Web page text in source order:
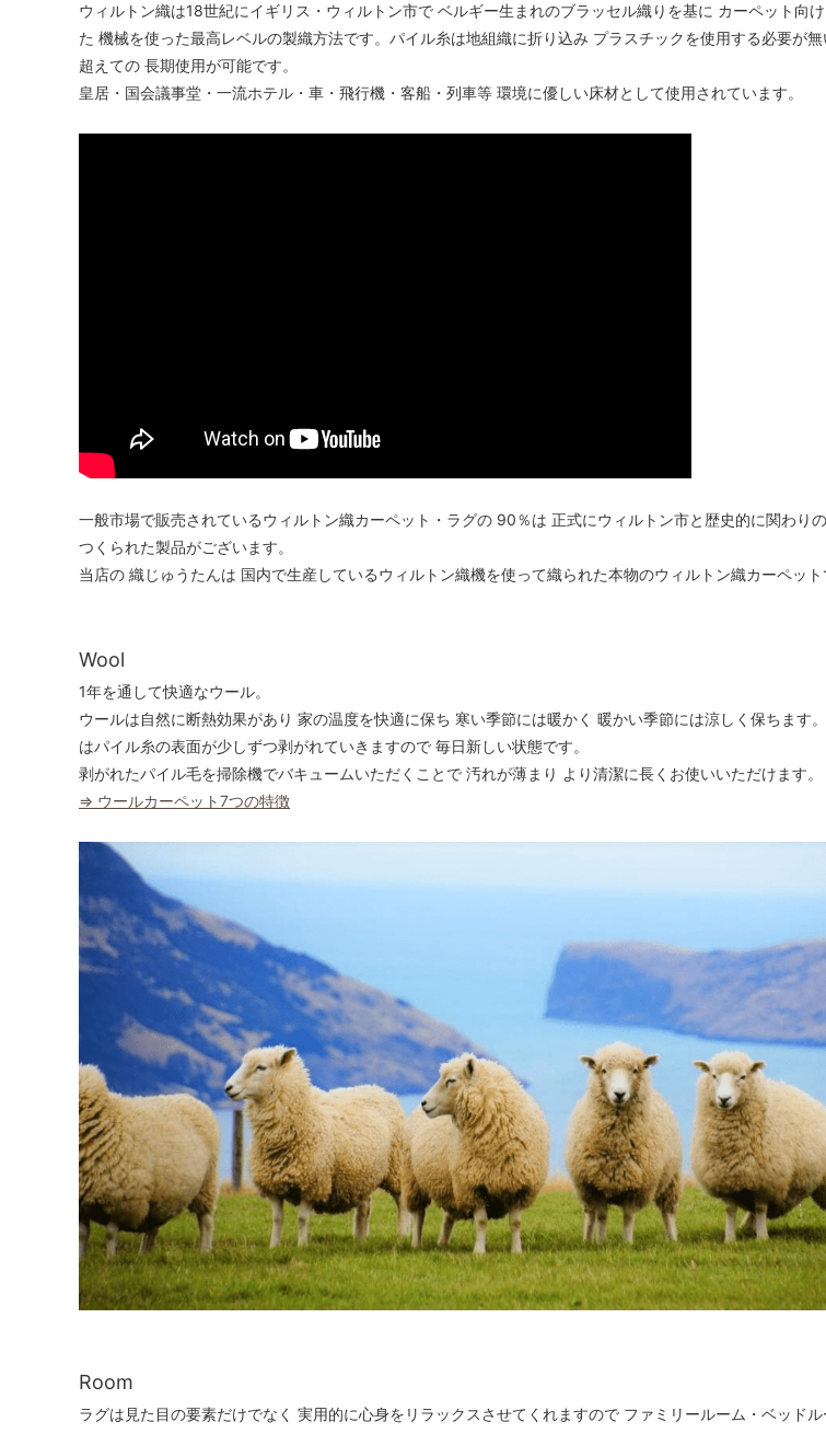
ウィルトン織は18世紀にイギリス・ウィルトン市で ベルギー生まれのブラッセル織りを基に カーペット向
た 機械を使った最高レベルの製織方法です。パイル糸は地組織に折り込み プラスチックを使用する必要が
超えての 長期使用が可能です。
皇居・国会議事堂・一流ホテル・車・飛行機・客船・列車等 環境に優しい床材として使用されています。
一般市場で販売されているウィルトン織カーペット・ラグの 90％は 正式にウィルトン市と歴史的に関わり
つくられた製品がございます。
当店の 織じゅうたんは 国内で生産しているウィルトン織機を使って織られた本物のウィルトン織カーペット
Wool
1年を通して快適なウール。
ウールは自然に断熱効果があり 家の温度を快適に保ち 寒い季節には暖かく 暖かい季節には涼しく保ちます
はパイル糸の表面が少しずつ剥がれていきますので 毎日新しい状態です。
剥がれたパイル毛を掃除機でバキュームいただくことで 汚れが薄まり より清潔に長くお使いいただけます。
⇒ ウールカーペット7つの特徴
Room
ラグは見た目の要素だけでなく 実用的に心身をリラックスさせてくれますので ファミリールーム・ベッド